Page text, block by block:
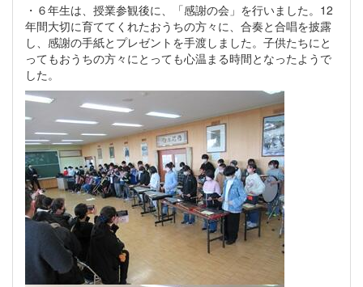
・６年生は、授業参観後に、「感謝の会」を行いました。12
年間大切に育ててくれたおうちの方々に、合奏と合唱を披露
し、感謝の手紙とプレゼントを手渡しました。子供たちにと
ってもおうちの方々にとっても心温まる時間となったようで
した。